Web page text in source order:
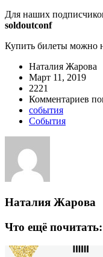
Для наших
soldoutconf
Купить билеты можно
Наталия Жарова
Март 11, 2019
2221
Комментариев
события
События
Наталия Жарова
Что ещё почитать: